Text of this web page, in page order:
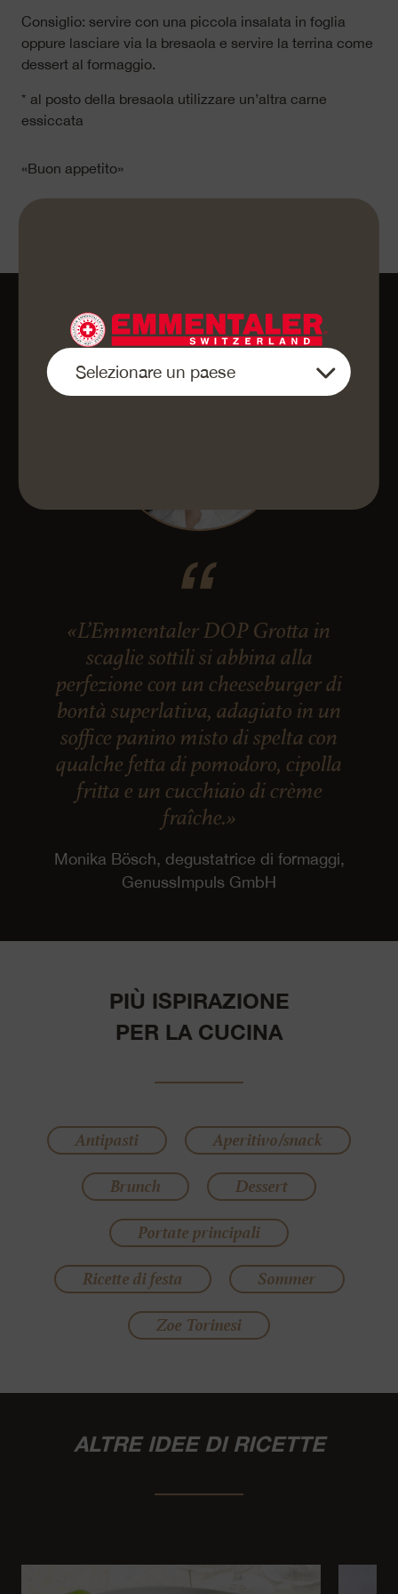
Consiglio: servire con una piccola insalata in foglia
oppure lasciare via la bresaola e servire la terrina come
dessert al formaggio.
* al posto della bresaola utilizzare un’altra carne
essiccata
«Buon appetito»
«L’Emmentaler DOP Grotta in
scaglie sottili si abbina alla
perfezione con un cheeseburger di
bontà superlativa, adagiato in un
soffice panino misto di spelta con
qualche fetta di pomodoro, cipolla
fritta e un cucchiaio di crème
fraîche.»
Monika Bösch, degustatrice di formaggi,
GenussImpuls GmbH
PIÙ ISPIRAZIONE
PER LA CUCINA
Antipasti
Aperitivo/snack
Brunch
Dessert
Portate principali
Ricette di festa
Sommer
Zoe Torinesi
ALTRE IDEE DI RICETTE